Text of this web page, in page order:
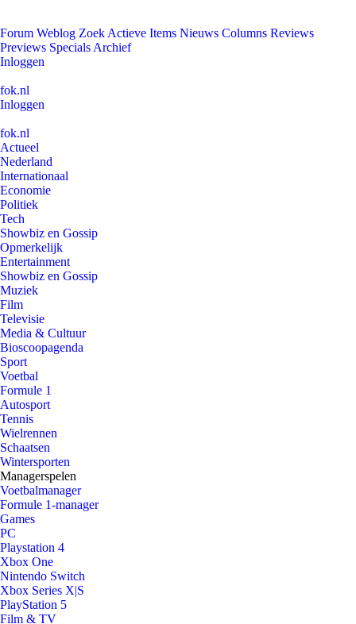
Forum Weblog Zoek Actieve Items Nieuws Columns Reviews
Previews Specials Archief
Inloggen
fok.nl
Inloggen
fok.nl
Actueel
Nederland
Internationaal
Economie
Politiek
Tech
Showbiz en Gossip
Opmerkelijk
Entertainment
Showbiz en Gossip
Muziek
Film
Televisie
Media & Cultuur
Bioscoopagenda
Sport
Voetbal
Formule 1
Autosport
Tennis
Wielrennen
Schaatsen
Wintersporten
Managerspelen
Voetbalmanager
Formule 1-manager
Games
PC
Playstation 4
Xbox One
Nintendo Switch
Xbox Series X|S
PlayStation 5
Film & TV